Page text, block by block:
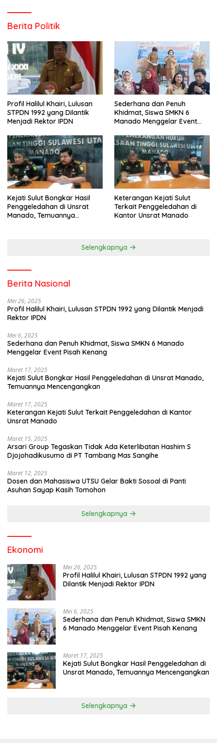
Berita Politik
Profil Halilul Khairi, Lulusan
STPDN 1992 yang Dilantik
Menjadi Rektor IPDN
Sederhana dan Penuh
Khidmat, Siswa SMKN 6
Manado Menggelar Event
Kejati Sulut Bongkar Hasil
Penggeledahan di Unsrat
Manado, Temuannya
Keterangan Kejati Sulut
Terkait Penggeledahan di
Kantor Unsrat Manado
Selengkapnya
Berita Nasional
Mei 26, 2025
Profil Halilul Khairi, Lulusan STPDN 1992 yang Dilantik Menjadi
Rektor IPDN
Mei 6, 2025
Sederhana dan Penuh Khidmat, Siswa SMKN 6 Manado
Menggelar Event Pisah Kenang
Maret 17, 2025
Kejati Sulut Bongkar Hasil Penggeledahan di Unsrat Manado,
Temuannya Mencengangkan
Maret 17, 2025
Keterangan Kejati Sulut Terkait Penggeledahan di Kantor
Unsrat Manado
Maret 15, 2025
Arsari Group Tegaskan Tidak Ada Keterlibatan Hashim S
Djojohadikusumo di PT Tambang Mas Sangihe
Maret 12, 2025
Dosen dan Mahasiswa UTSU Gelar Bakti Sosoal di Panti
Asuhan Sayap Kasih Tomohon
Selengkapnya
Ekonomi
Mei 26, 2025
Profil Halilul Khairi, Lulusan STPDN 1992 yang
Dilantik Menjadi Rektor IPDN
Mei 6, 2025
Sederhana dan Penuh Khidmat, Siswa SMKN
6 Manado Menggelar Event Pisah Kenang
Maret 17, 2025
Kejati Sulut Bongkar Hasil Penggeledahan di
Unsrat Manado, Temuannya Mencengangkan
Selengkapnya